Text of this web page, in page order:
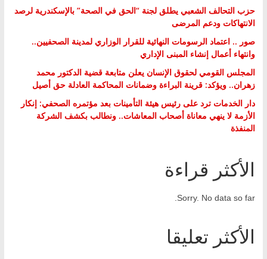
حزب التحالف الشعبي يطلق لجنة “الحق في الصحة” بالإسكندرية لرصد
الانتهاكات ودعم المرضى
صور .. اعتماد الرسومات النهائية للقرار الوزاري لمدينة الصحفيين..
وانتهاء أعمال إنشاء المبنى الإداري
المجلس القومي لحقوق الإنسان يعلن متابعة قضية الدكتور محمد
زهران.. ويؤكد: قرينة البراءة وضمانات المحاكمة العادلة حق أصيل
دار الخدمات ترد على رئيس هيئة التأمينات بعد مؤتمره الصحفي: إنكار
الأزمة لا ينهي معاناة أصحاب المعاشات.. ونطالب بكشف الشركة
المنفذة
الأكثر قراءة
Sorry. No data so far.
الأكثر تعليقا